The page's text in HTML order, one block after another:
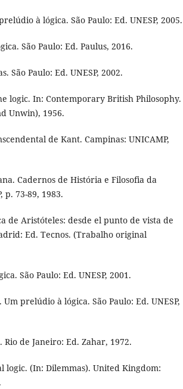
à lógica. São Paulo: Ed. UNESP, 2005.
São Paulo: Ed. Paulus, 2016.
São Paulo: Ed. UNESP, 2002.
logic. In: Contemporary British Philosophy.
Unwin), 1956.
de Kant. Campinas: UNICAMP,
Cadernos de História e Filosofia da
p. 73-89, 1983.
de Aristóteles: desde el punto de vista de
Ed. Tecnos. (Trabalho original
São Paulo: Ed. UNESP, 2001.
Um prelúdio à lógica. São Paulo: Ed. UNESP,
Rio de Janeiro: Ed. Zahar, 1972.
logic. (In: Dilemmas). United Kingdom: